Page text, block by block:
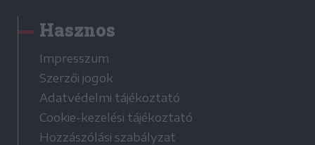
Hasznos
Impresszum
Szerzői jogok
Adatvédelmi tájékoztató
Cookie-kezelési tájékoztató
Hozzászólási szabályzat